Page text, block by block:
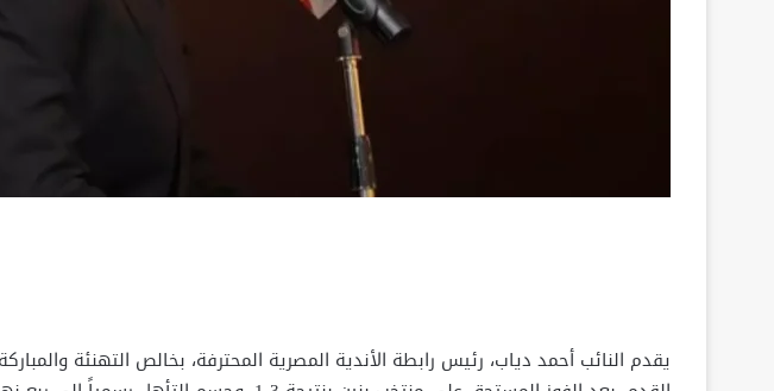
يقدم النائب أحمد دياب، رئيس رابطة الأندية المصرية المحترفة، بخالص التهنئة